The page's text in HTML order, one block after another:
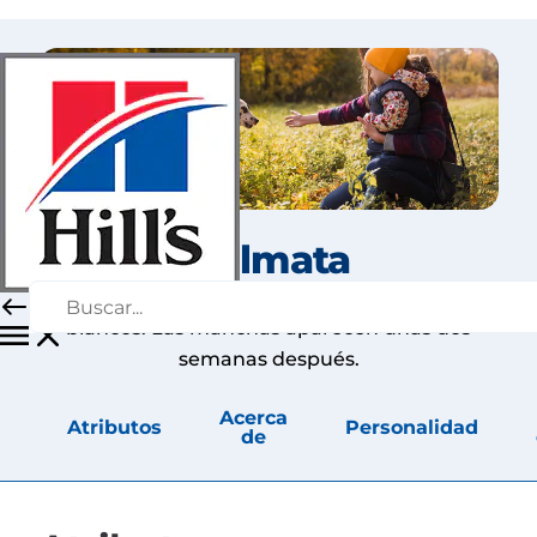
Dálmata
Al nacer, los dálmatas son completamente
blancos. Las manchas aparecen unas dos
semanas después.
Atributos
Acerca
de
Personalidad